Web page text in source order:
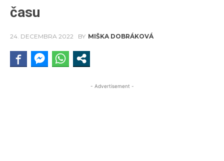
času
24. DECEMBRA 2022 BY MIŠKA DOBRÁKOVÁ
- Advertisement -